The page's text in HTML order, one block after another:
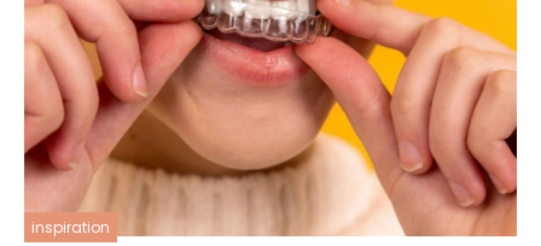
inspiration